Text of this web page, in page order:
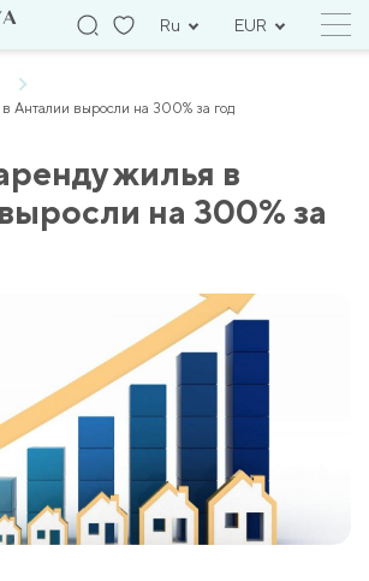
Ru EUR
Анталии выросли на 300% за год
жилья в
на 300% за